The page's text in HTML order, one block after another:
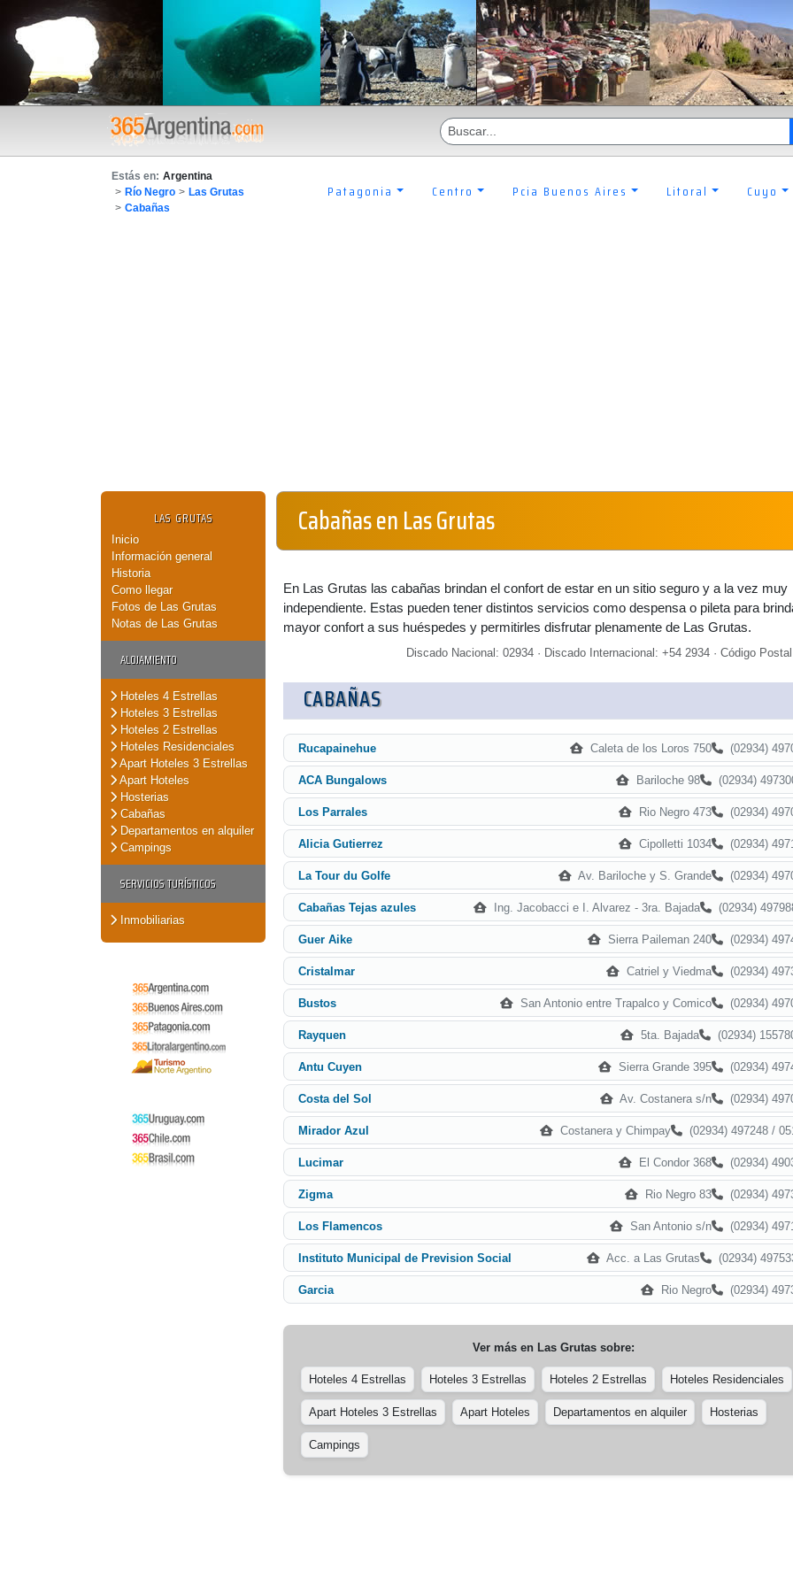
Estás en: Argentina
> Río Negro > Las Grutas
> Cabañas
Patagonia Centro Pcia Buenos Aires Litoral Cuyo
LAS GRUTAS
Inicio
Información general
Historia
Como llegar
Fotos de Las Grutas
Notas de Las Grutas
ALOJAMIENTO
Hoteles 4 Estrellas
Hoteles 3 Estrellas
Hoteles 2 Estrellas
Hoteles Residenciales
Apart Hoteles 3 Estrellas
Apart Hoteles
Hosterias
Cabañas
Departamentos en alquiler
Campings
SERVICIOS TURÍSTICOS
Inmobiliarias
Cabañas en Las Grutas
En Las Grutas las cabañas brindan el confort de estar en un sitio seguro y a la vez muy
independiente. Estas pueden tener distintos servicios como despensa o pileta para
mayor confort a sus huéspedes y permitirles disfrutar plenamente de Las Grutas.
Discado Nacional: 02934 · Discado Internacional: +54 2934 · Código
CABAÑAS
Rucapainehue Caleta de los Loros 750 (02934)
ACA Bungalows Bariloche 98 (02934)
Los Parrales Ri­o Negro 473 (02934)
Alicia Gutierrez Cipolletti 1034 (02934)
La Tour du Golfe Av. Bariloche y S. Grande (02934)
Cabañas Tejas azules Ing. Jacobacci e I. Alvarez - 3ra. Bajada (02934)
Guer Aike Sierra Paileman 240 (02934)
Cristalmar Catriel y Viedma (02934)
Bustos San Antonio entre Trapalco y Comico (02934)
Rayquen 5ta. Bajada (02934)
Antu Cuyen Sierra Grande 395 (02934)
Costa del Sol Av. Costanera s/n (02934)
Mirador Azul Costanera y Chimpay (02934) 497248 /
Lucimar El Condor 368 (02934)
Zigma Ri­o Negro 83 (02934)
Los Flamencos San Antonio s/n (02934)
Instituto Municipal de Prevision Social Acc. a Las Grutas (02934)
Garci­a Rio Negro (02934)
Ver más en Las Grutas sobre:
Hoteles 4 Estrellas Hoteles 3 Estrellas Hoteles 2 Estrellas Hoteles Residenciales
Apart Hoteles 3 Estrellas Apart Hoteles Departamentos en alquiler Hosterias
Campings